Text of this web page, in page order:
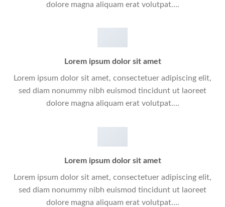
dolore magna aliquam erat volutpat….
Lorem ipsum dolor sit amet
Lorem ipsum dolor sit amet, consectetuer adipiscing elit,
sed diam nonummy nibh euismod tincidunt ut laoreet
dolore magna aliquam erat volutpat….
Lorem ipsum dolor sit amet
Lorem ipsum dolor sit amet, consectetuer adipiscing elit,
sed diam nonummy nibh euismod tincidunt ut laoreet
dolore magna aliquam erat volutpat….